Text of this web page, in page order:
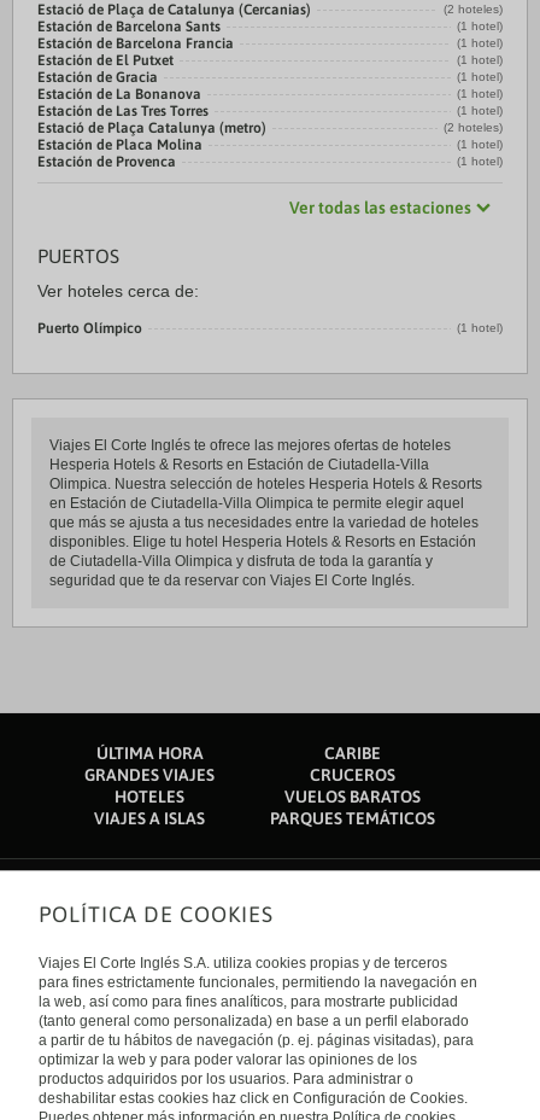
Estació de Plaça de Catalunya (Cercanias) (2 hoteles)
Estación de Barcelona Sants (1 hotel)
Estación de Barcelona Francia (1 hotel)
Estación de El Putxet (1 hotel)
Estación de Gracia (1 hotel)
Estación de La Bonanova (1 hotel)
Estación de Las Tres Torres (1 hotel)
Estació de Plaça Catalunya (metro) (2 hoteles)
Estación de Placa Molina (1 hotel)
Estación de Provenca (1 hotel)
Ver todas las estaciones
PUERTOS
Ver hoteles cerca de:
Puerto Olímpico (1 hotel)
Viajes El Corte Inglés te ofrece las mejores ofertas de hoteles
Hesperia Hotels & Resorts en Estación de Ciutadella-Villa
Olimpica. Nuestra selección de hoteles Hesperia Hotels & Resorts
en Estación de Ciutadella-Villa Olimpica te permite elegir aquel
que más se ajusta a tus necesidades entre la variedad de hoteles
disponibles. Elige tu hotel Hesperia Hotels & Resorts en Estación
de Ciutadella-Villa Olimpica y disfruta de toda la garantía y
seguridad que te da reservar con Viajes El Corte Inglés.
ÚLTIMA HORA
CARIBE
GRANDES VIAJES
CRUCEROS
HOTELES
VUELOS BARATOS
VIAJES A ISLAS
PARQUES TEMÁTICOS
Sobre nosotros
Quiénes somos
Financiación
Sostenibilidad
Turismo accesible
Tarjeta El Corte Inglés
Trabaja con nosotros
El Corte Inglés
Canal Ético
Enlaces de interés
Guías de viaje
Catálogos
Auto check-in
Condiciones Generales
Política de privacidad
Internacional
España
POLÍTICA DE COOKIES
Viajes El Corte Inglés S.A. utiliza cookies propias y de terceros
para fines estrictamente funcionales, permitiendo la navegación en
la web, así como para fines analíticos, para mostrarte publicidad
(tanto general como personalizada) en base a un perfil elaborado
a partir de tu hábitos de navegación (p. ej. páginas visitadas), para
optimizar la web y para poder valorar las opiniones de los
productos adquiridos por los usuarios. Para administrar o
deshabilitar estas cookies haz click en Configuración de Cookies.